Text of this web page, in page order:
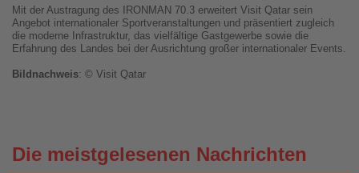
Mit der Austragung des IRONMAN 70.3 erweitert Visit Qatar sein
Angebot internationaler Sportveranstaltungen und präsentiert zugleich
die moderne Infrastruktur, das vielfältige Gastgewerbe sowie die
Erfahrung des Landes bei der Ausrichtung großer internationaler Events.
Bildnachweis: © Visit Qatar
Die meistgelesenen Nachrichten